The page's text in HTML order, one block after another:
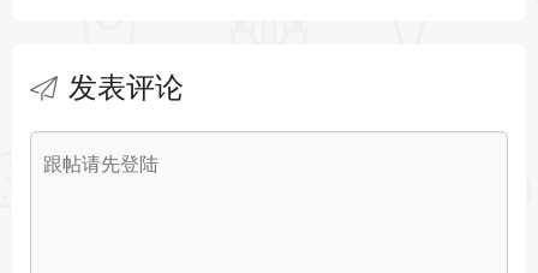
发表评论